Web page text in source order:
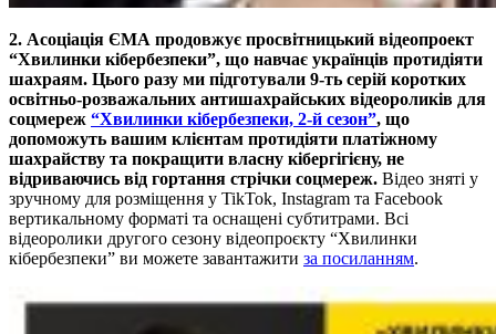
2. Асоціація ЄМА продовжує просвітницький відеопроект
“Хвилинки кібербезпеки”, що навчає українців протидіяти
шахраям. Цього разу ми підготували 9-ть серій коротких
освітньо-розважальних антишахрайських відеороликів для
соцмереж “Хвилинки кібербезпеки, 2-й сезон”, що
допоможуть вашим клієнтам протидіяти платіжному
шахрайству та покращити власну кібергігієну, не
відриваючись від гортання стрічки соцмереж. Відео зняті у
зручному для розміщення у TikTok, Instagram та Facebook
вертикальному форматі та оснащені субтитрами. Всі
відеоролики другого сезону відеопроєкту “Хвилинки
кібербезпеки” ви можете завантажити за посиланням.